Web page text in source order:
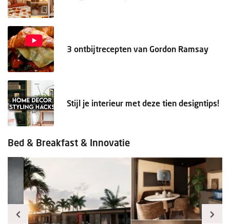
3 ontbijtrecepten van Gordon Ramsay
Stijl je interieur met deze tien designtips!
Bed & Breakfast & Innovatie